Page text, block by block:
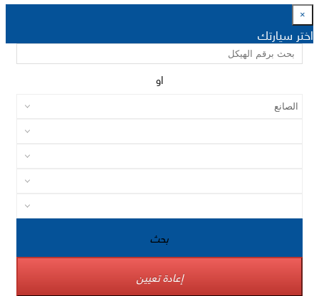
×
اختر سيارتك
او
بحث
إعادة تعيين